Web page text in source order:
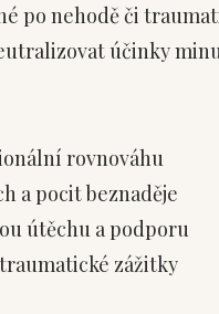
po nehodě či
účinky
rovnováhu
a pocit beznaděje
útěchu a podporu
zážitky